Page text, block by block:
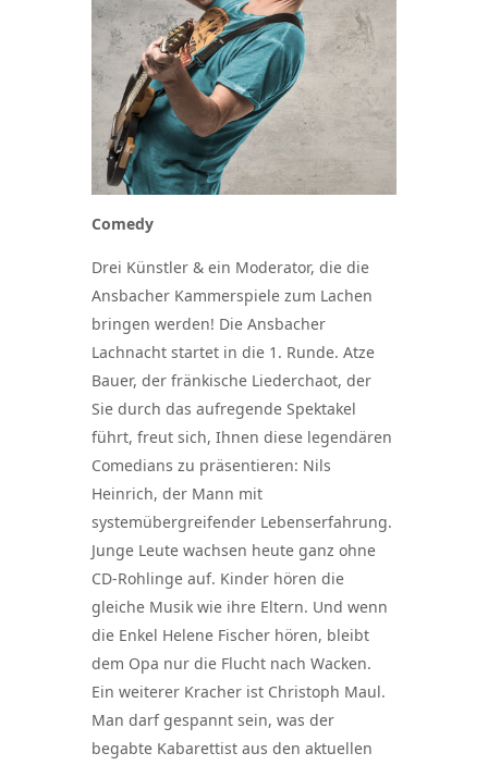
Comedy
Drei Künstler & ein Moderator, die die
Ansbacher Kammerspiele zum Lachen
bringen werden! Die Ansbacher
Lachnacht startet in die 1. Runde. Atze
Bauer, der fränkische Liederchaot, der
Sie durch das aufregende Spektakel
führt, freut sich, Ihnen diese legendären
Comedians zu präsentieren: Nils
Heinrich, der Mann mit
systemübergreifender Lebenserfahrung.
Junge Leute wachsen heute ganz ohne
CD-Rohlinge auf. Kinder hören die
gleiche Musik wie ihre Eltern. Und wenn
die Enkel Helene Fischer hören, bleibt
dem Opa nur die Flucht nach Wacken.
Ein weiterer Kracher ist Christoph Maul.
Man darf gespannt sein, was der
begabte Kabarettist aus den aktuellen